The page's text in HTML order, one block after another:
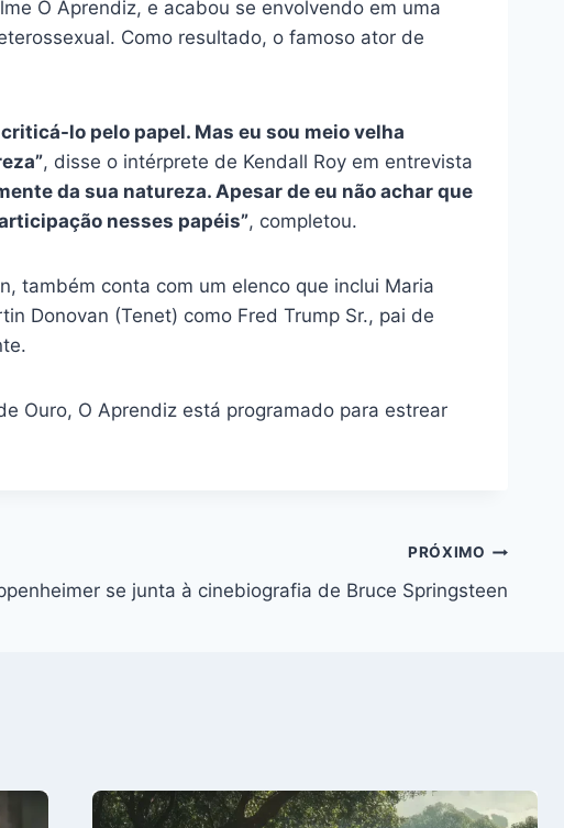
O Aprendiz, e acabou se envolvendo em uma
Como resultado, o famoso ator de
lo pelo papel. Mas eu sou meio velha
, disse o intérprete de Kendall Roy em entrevista
da sua natureza. Apesar de eu não achar que
nesses papéis”, completou.
também conta com um elenco que inclui Maria
Donovan (Tenet) como Fred Trump Sr., pai de
Ouro, O Aprendiz está programado para estrear
PRÓXIMO
se junta à cinebiografia de Bruce Springsteen